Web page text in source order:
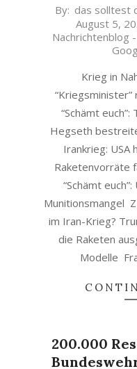
2026-
05
By: das solltest
August 5,
Nachrichtenblog
Krieg in
“Schämt
Hegseth
Irankrieg: USA
Raketenvorräte
“Schämt
Munitionsmangel
im Iran-Krieg?
die Raketen
Modelle
200.000